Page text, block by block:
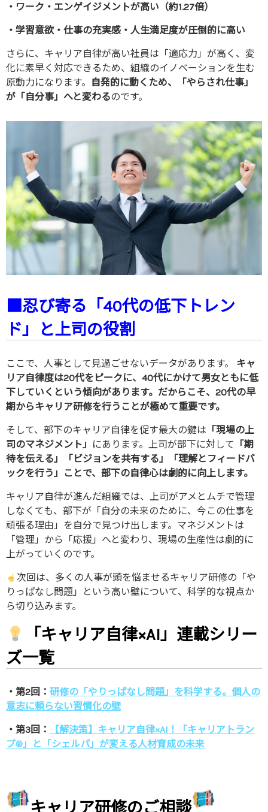
・ワーク・エンゲイジメントが高い（約1.27倍）
・学習意欲・仕事の充実感・人生満足度が圧倒的に高い
さらに、キャリア自律が高い社員は「適応力」が高く、変
化に素早く対応できるため、組織のイノベーションを生む
原動力になります。
自発的に動くため、「やらされ仕事」
が「自分事」へと変わるのです。
■忍び寄る「40代の低下トレン
ド」と上司の役割
ここで、人事として見過ごせないデータがあります。 キャ
リア自律度は20代をピークに、40代にかけて男女ともに低
下していくという傾向があります。だからこそ、20代の早
期からキャリア研修を行うことが極めて重要です。
そして、部下のキャリア自律を促す最大の鍵は 「現場の上
司のマネジメント」
にあります。上司が部下に対して
「期
待を伝える」「ビジョンを共有する」「理解とフィードバ
ックを行う」ことで、部下の自律心は劇的に向上します。
キャリア自律が進んだ組織では、上司がアメとムチで管理
しなくても、部下が「自分の未来のために、今この仕事を
頑張る理由」を自分で見つけ出します。マネジメントは
「管理」から「応援」へと変わり、現場の生産性は劇的に
上がっていくのです。
次回は、多くの人事が頭を悩ませるキャリア研修の「や
りっぱなし問題」という高い壁について、科学的な視点か
ら切り込みます。
「キャリア自律×AI」連載シリー
ズ一覧
・第2回： 研修の「やりっぱなし問題」を科学する。個人の
意志に頼らない習慣化の壁
・第3回：
【解決策】キャリア自律×AI！「キャリアトラン
プ®」と「シェルパ」が変える人材育成の未来
キャリア研修のご相談